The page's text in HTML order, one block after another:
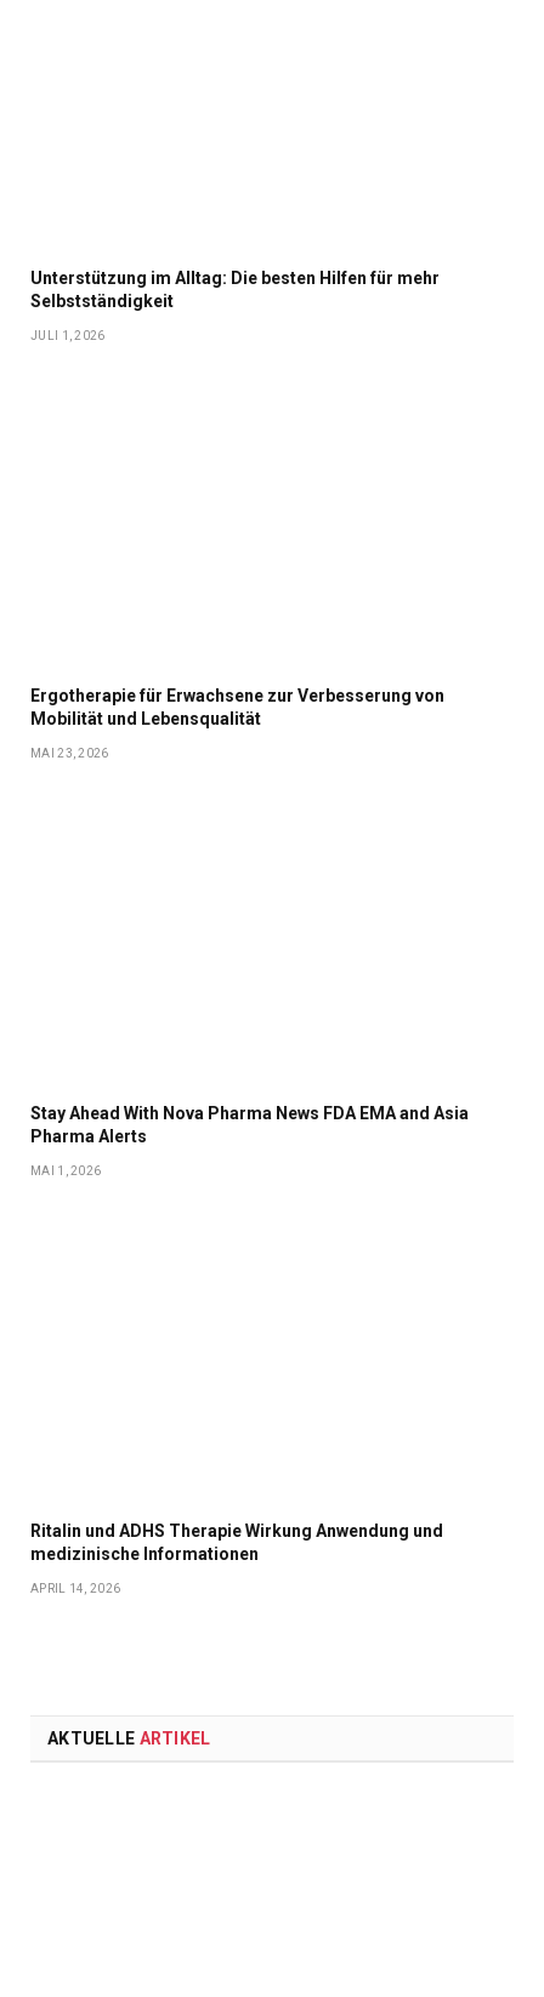
Unterstützung im Alltag: Die besten Hilfen für mehr
Selbstständigkeit
JULI 1, 2026
Ergotherapie für Erwachsene zur Verbesserung von
Mobilität und Lebensqualität
MAI 23, 2026
Stay Ahead With Nova Pharma News FDA EMA and Asia
Pharma Alerts
MAI 1, 2026
Ritalin und ADHS Therapie Wirkung Anwendung und
medizinische Informationen
APRIL 14, 2026
AKTUELLE ARTIKEL